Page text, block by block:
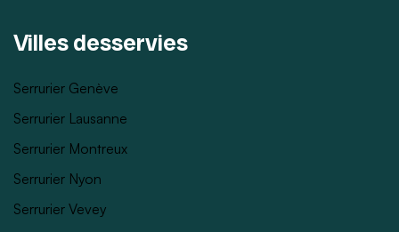
Villes desservies
Serrurier Genève
Serrurier Lausanne
Serrurier Montreux
Serrurier Nyon
Serrurier Vevey